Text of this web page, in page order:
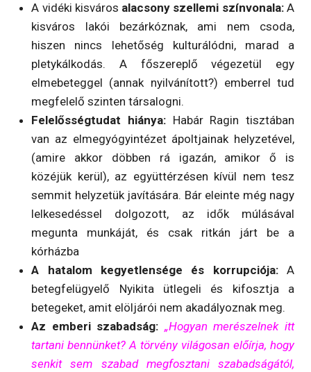
A vidéki kisváros alacsony szellemi színvonala:A
kisváros lakói bezárkóznak, ami nem csoda,
hiszen nincs lehetőség kulturálódni, marad a
pletykálkodás. A főszereplő végezetül egy
elmebeteggel (annak nyilvánított?) emberrel tud
megfelelő szinten társalogni.
Felelősségtudat hiánya:Habár Ragin tisztában
van az elmegyógyintézet ápoltjainak helyzetével,
(amire akkor döbben rá igazán, amikor ő is
közéjük kerül), az együttérzésen kívül nem tesz
semmit helyzetük javítására. Bár eleinte még nagy
lelkesedéssel dolgozott, az idők múlásával
megunta munkáját, és csak ritkán járt be a
kórházba
A hatalom kegyetlensége és korrupciója:A
betegfelügyelő Nyikita ütlegeli és kifosztja a
betegeket, amit elöljárói nem akadályoznak meg.
Az emberi szabadság: „Hogyan merészelnek itt
tartani bennünket? A törvény világosan előírja, hogy
senkit sem szabad megfosztani szabadságától,